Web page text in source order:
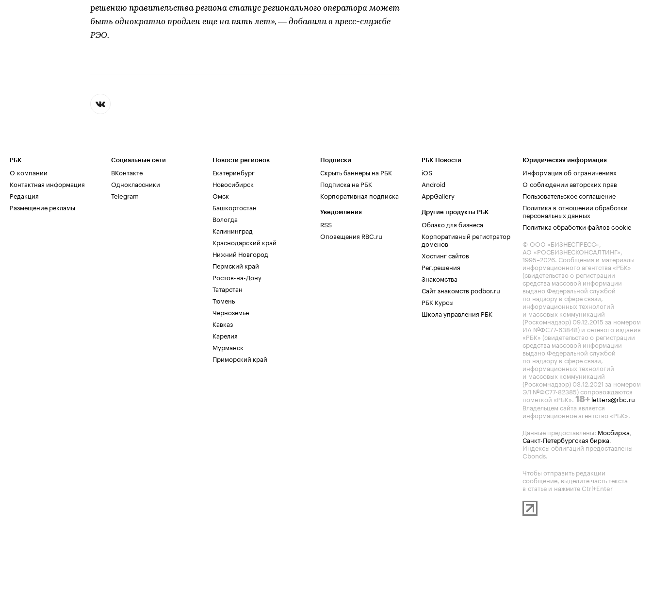
решению правительства региона статус регионального оператора может
быть однократно продлен еще на пять лет», — добавили в пресс-службе
РЭО.
РБК
О компании
Контактная информация
Редакция
Размещение рекламы
Социальные сети
ВКонтакте
Одноклассники
Telegram
Новости регионов
Екатеринбург
Новосибирск
Омск
Башкортостан
Вологда
Калининград
Краснодарский край
Нижний Новгород
Пермский край
Ростов-на-Дону
Татарстан
Тюмень
Черноземье
Кавказ
Карелия
Мурманск
Приморский край
Подписки
Скрыть баннеры на РБК
Подписка на РБК
Корпоративная подписка
Уведомления
RSS
Оповещения RBC.ru
РБК Новости
iOS
Android
AppGallery
Другие продукты РБК
Облако для бизнеса
Корпоративный регистратор
доменов
Хостинг сайтов
Рег.решения
Знакомства
Сайт знакомств podbor.ru
РБК Курсы
Школа управления РБК
Юридическая информация
Информация об ограничениях
О соблюдении авторских прав
Пользовательское соглашение
Политика в отношении обработки
персональных данных
Политика обработки файлов cookie
© ООО «БИЗНЕСПРЕСС»,
АО «РОСБИЗНЕСКОНСАЛТИНГ»,
1995–2026. Сообщения и материалы
информационного агентства «РБК»
(свидетельство о регистрации
средства массовой информации
выдано Федеральной службой
по надзору в сфере связи,
информационных технологий
и массовых коммуникаций
(Роскомнадзор) 09.12.2015 за номером
ИА №ФС77-63848) и сетевого издания
«РБК» (свидетельство о регистрации
средства массовой информации
выдано Федеральной службой
по надзору в сфере связи,
информационных технологий
и массовых коммуникаций
(Роскомнадзор) 03.12.2021 за номером
ЭЛ №ФС77-82385) сопровождаются
пометкой «РБК». 18+ letters@rbc.ru
Владельцем сайта является
информационное агентство «РБК».
Данные предоставлены: Мосбиржа,
Санкт-Петербургская биржа.
Индексы облигаций предоставлены
Cbonds.
Чтобы отправить редакции
сообщение, выделите часть текста
в статье и нажмите Ctrl+Enter